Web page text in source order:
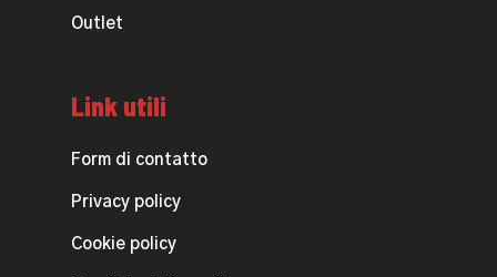
Outlet
Link utili
Form di contatto
Privacy policy
Cookie policy